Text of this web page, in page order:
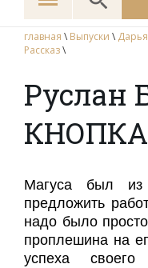
главная \ Выпуски \
Рассказ\
Руслан
Магуса был
предложить
надо было
проплешина на
успеха